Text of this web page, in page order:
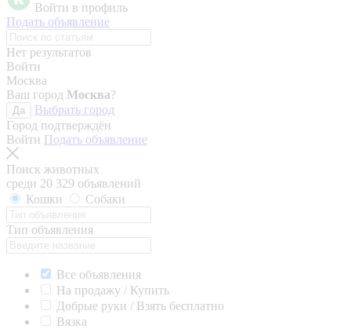
Войти в профиль
Подать объявление
Нет результатов
Войти
Москва
Ваш город Москва?
Да
Выбрать город
Город подтверждён
Войти Подать объявление
Поиск животных
среди 20 329 объявлений
Кошки
Собаки
Тип объявления
Все объявления
На продажу / Купить
Добрые руки / Взять бесплатно
Вязка